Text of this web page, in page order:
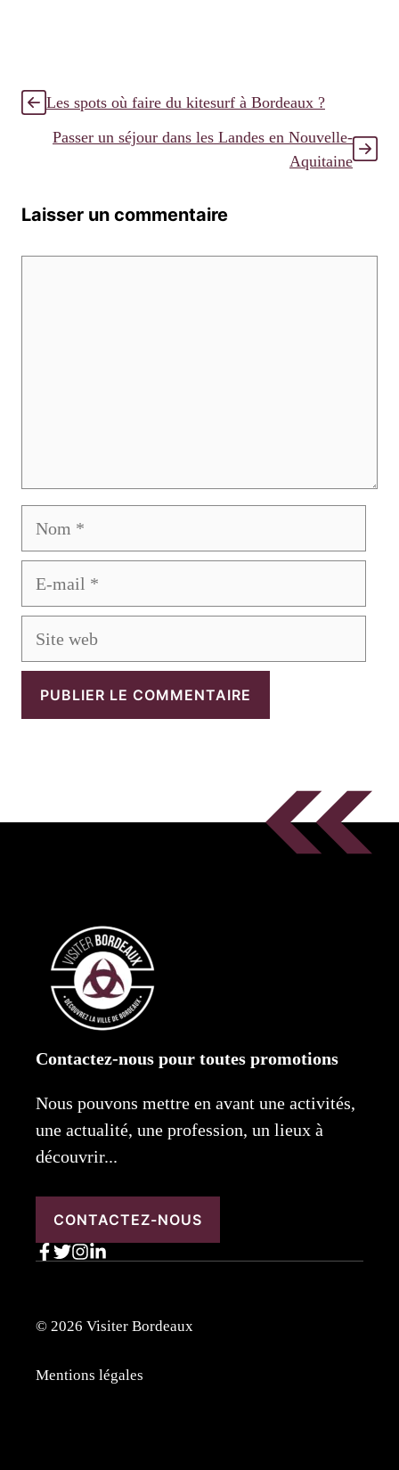
Les spots où faire du kitesurf à Bordeaux ?
Passer un séjour dans les Landes en Nouvelle-
Aquitaine
Laisser un commentaire
Contactez-nous pour toutes promotions
Nous pouvons mettre en avant une activités,
une actualité, une profession, un lieux à
découvrir...
CONTACTEZ-NOUS
© 2026 Visiter Bordeaux
Mentions légales